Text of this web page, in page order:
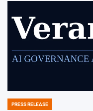
POSTED
PRESS RELEASE